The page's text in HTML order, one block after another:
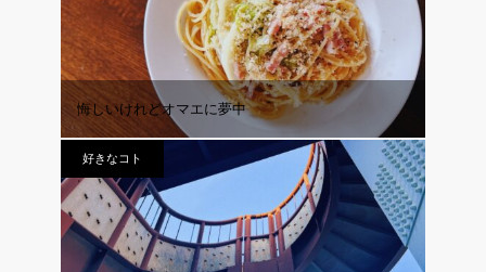
悔しいけれどオマエに夢中
好きなコト